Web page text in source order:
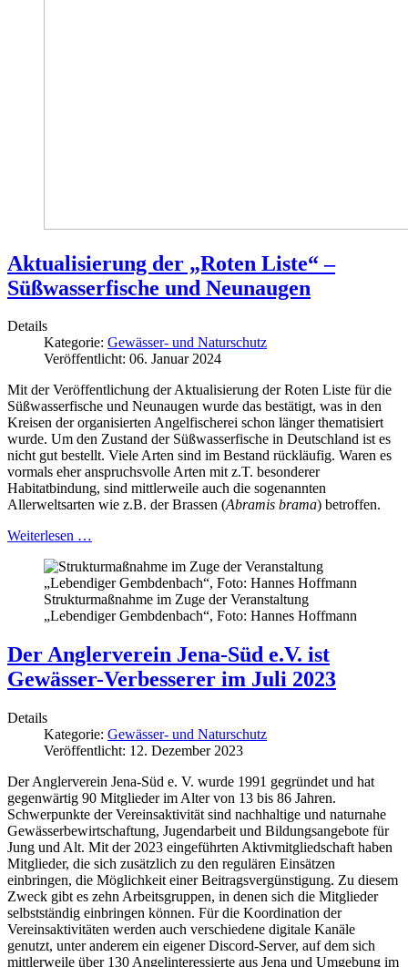
Aktualisierung der „Roten Liste“ –
Süßwasserfische und Neunaugen
Details
Kategorie: Gewässer- und Naturschutz
Veröffentlicht: 06. Januar 2024
Mit der Veröffentlichung der Aktualisierung der Roten Liste für die
Süßwasserfische und Neunaugen wurde das bestätigt, was in den
Kreisen der organisierten Angelfischerei schon länger thematisiert
wurde. Um den Zustand der Süßwasserfische in Deutschland ist es
nicht gut bestellt. Viele Arten sind im Bestand rückläufig. Waren es
vormals eher anspruchsvolle Arten mit z.T. besonderer
Habitatbindung, sind mittlerweile auch die sogenannten
Allerweltsarten wie z.B. der Brassen (Abramis brama) betroffen.
Weiterlesen …
Strukturmaßnahme im Zuge der Veranstaltung
„Lebendiger Gembdenbach“, Foto: Hannes Hoffmann
Der Anglerverein Jena-Süd e.V. ist
Gewässer-Verbesserer im Juli 2023
Details
Kategorie: Gewässer- und Naturschutz
Veröffentlicht: 12. Dezember 2023
Der Anglerverein Jena-Süd e. V. wurde 1991 gegründet und hat
gegenwärtig 90 Mitglieder im Alter von 13 bis 86 Jahren.
Schwerpunkte der Vereinsaktivität sind nachhaltige und naturnahe
Gewässerbewirtschaftung, Jugendarbeit und Bildungsangebote für
Jung und Alt. Mit der 2023 eingeführten Aktivmitgliedschaft haben
Mitglieder, die sich zusätzlich zu den regulären Einsätzen
einbringen, die Möglichkeit einer Beitragsvergünstigung. Zu diesem
Zweck gibt es zehn Arbeitsgruppen, in denen sich die Mitglieder
selbstständig einbringen können. Für die Koordination der
Vereinsaktivitäten werden auch verschiedene digitale Kanäle
genutzt, unter anderem ein eigener Discord-Server, auf dem sich
mittlerweile über 130 Angelinteressierte aus Jena und Umgebung im